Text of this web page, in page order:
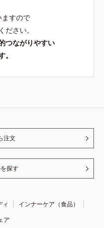
ますので
ださい。
つながりやすい
。
注文
探す
ィ
インナーケア（食品）
ア